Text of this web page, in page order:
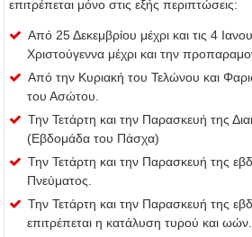
επιτρέπεται μόνο στις εξής περιπτώσεις:
Από 25 Δεκεμβρίου μέχρι και τις 4
Χριστούγεννα μέχρι και την
Από την Κυριακή του Τελώνου και
του Ασώτου.
Την Τετάρτη και την Παρασκευή της
(Εβδομάδα του Πάσχα)
Την Τετάρτη και την Παρασκευή της
Πνεύματος.
Την Τετάρτη και την Παρασκευή της
επιτρέπεται η κατάλυση τυρού και ωών.